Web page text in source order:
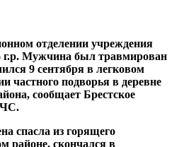
отделении учреждения
г.р. Мужчина был травмирован
9 сентября в легковом
частного подворья в деревне
сообщает Брестское